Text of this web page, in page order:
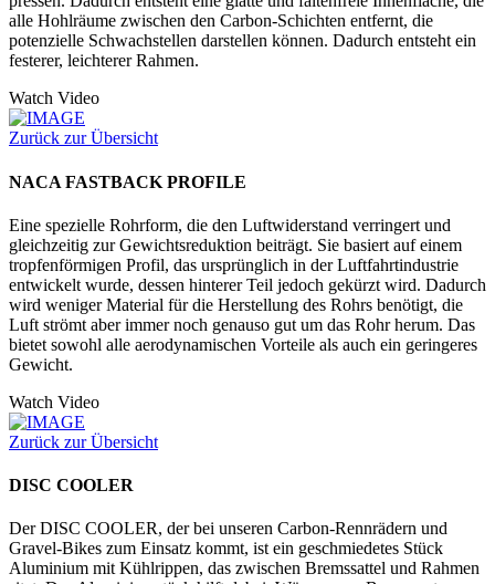
alle Hohlräume zwischen den Carbon-Schichten entfernt, die
potenzielle Schwachstellen darstellen können. Dadurch entsteht ein
festerer, leichterer Rahmen.
Watch Video
Zurück zur Übersicht
NACA FASTBACK PROFILE
Eine spezielle Rohrform, die den Luftwiderstand verringert und
gleichzeitig zur Gewichtsreduktion beiträgt. Sie basiert auf einem
tropfenförmigen Profil, das ursprünglich in der Luftfahrtindustrie
entwickelt wurde, dessen hinterer Teil jedoch gekürzt wird. Dadurch
wird weniger Material für die Herstellung des Rohrs benötigt, die
Luft strömt aber immer noch genauso gut um das Rohr herum. Das
bietet sowohl alle aerodynamischen Vorteile als auch ein geringeres
Gewicht.
Watch Video
Zurück zur Übersicht
DISC COOLER
Der DISC COOLER, der bei unseren Carbon-Rennrädern und
Gravel-Bikes zum Einsatz kommt, ist ein geschmiedetes Stück
Aluminium mit Kühlrippen, das zwischen Bremssattel und Rahmen